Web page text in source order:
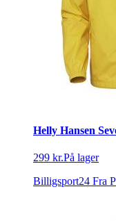
Helly Hansen
299 kr.På lager
Billigsport24 Fra